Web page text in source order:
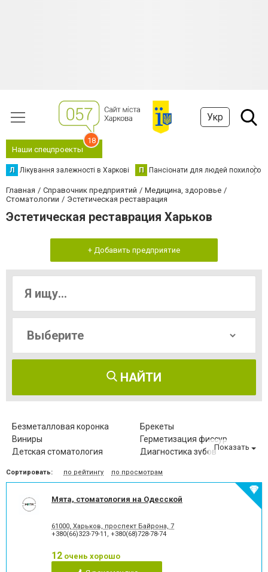
Укр
Наши спецпроекты
18
Л Лікування залежності в Харкові П Пансіонати для людей похилого
Главная Справочник предприятий
Медицина, здоровье
Стоматологии
Эстетическая реставрация
Эстетическая реставрация Харьков
+ Добавить предприятие
НАЙТИ
Безметалловая коронка
Брекеты
Виниры
Герметизация фиссур
Детская стоматология
Диагностика зубов
Исправление диастемы
Клиновидный дефект зубов
зубов
Коронка
Лазерное отбеливание
Лазеротерапия в
Лечение альвеолита
Лечение гиперестезии
Показать
Сортировать: по рейтингу по просмотрам
Мята, стоматология на Одесской
61000, Харьков, проспект Байрона, 7
+380(66)323-79-11 , +380(68)728-78-74
12 очень хорошо